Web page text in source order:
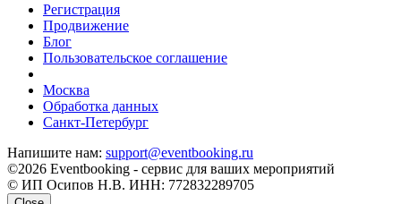
Регистрация
Продвижение
Блог
Пользовательское соглашение
Москва
Обработка данных
Санкт-Петербург
Напишите нам: support@eventbooking.ru
©2026 Eventbooking - сервис для ваших мероприятий
© ИП Осипов Н.В. ИНН: 772832289705